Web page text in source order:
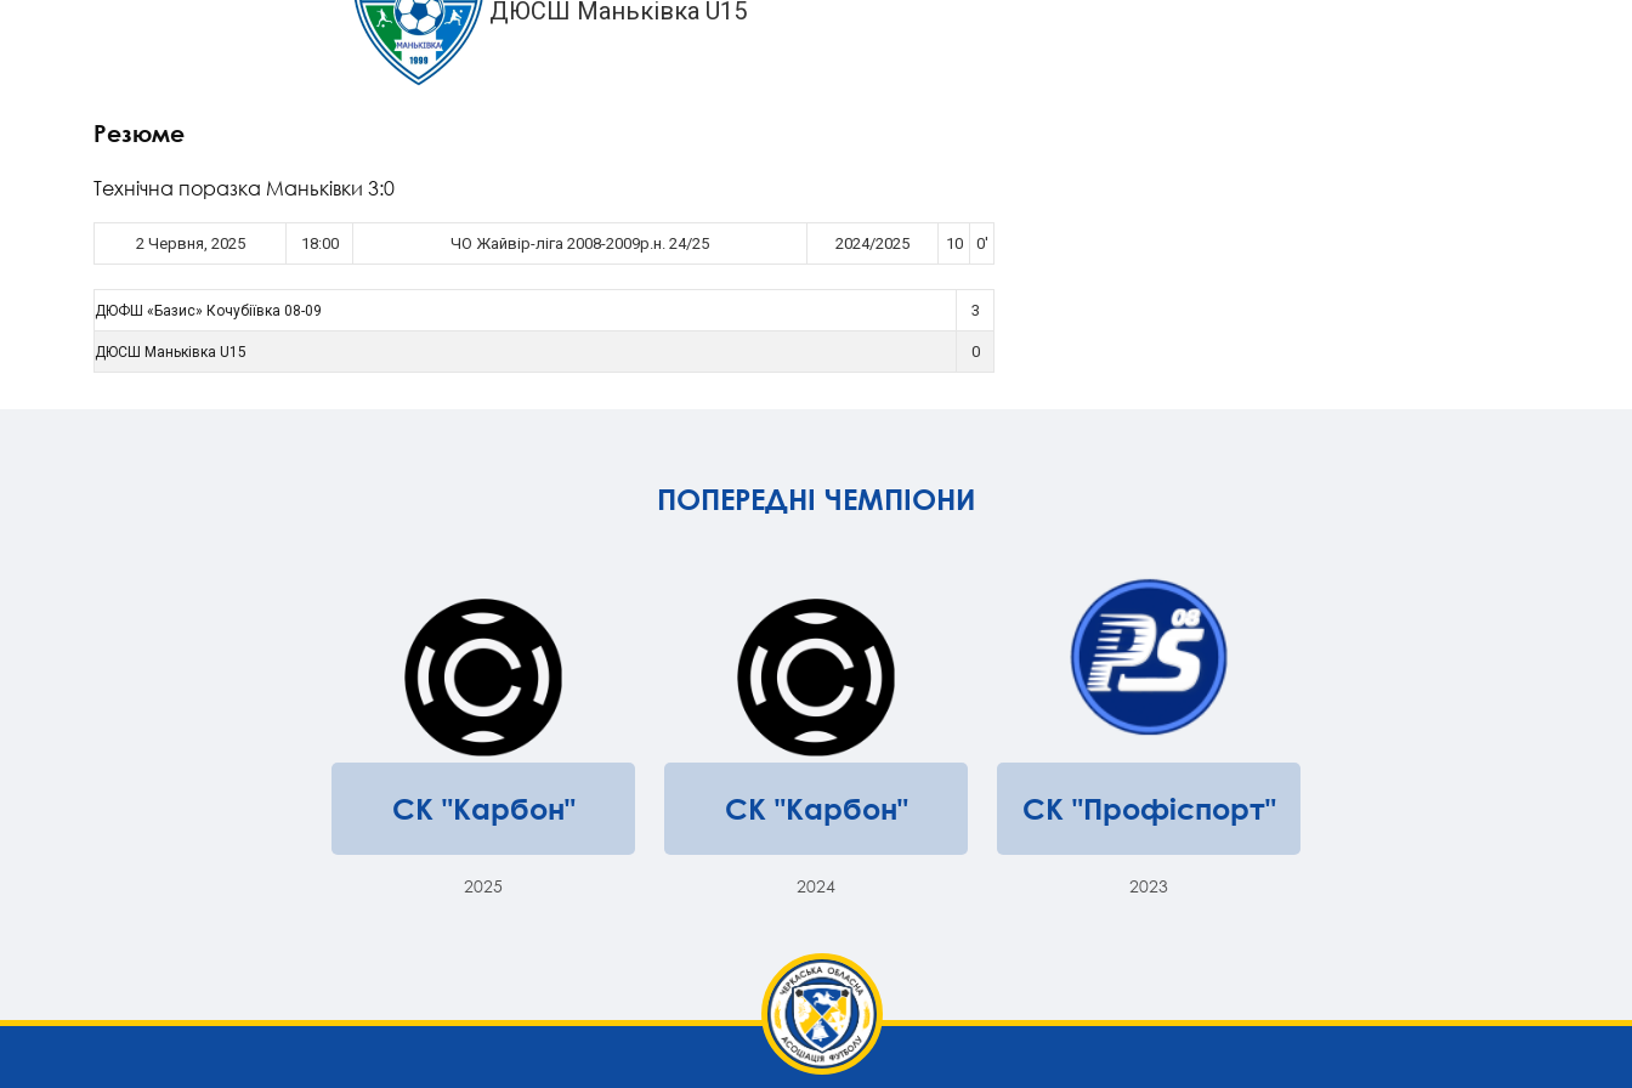
ДЮСШ Маньківка U15
Резюме
Технічна поразка Маньківки 3:0
2 Червня, 2025 18:00 ЧО Жайвір-ліга 2008-2009р.н. 24/25 2024/2025 10 0'
ДЮФШ «Базис» Кочубіївка 08-09 3
ДЮСШ Маньківка U15 0
ПОПЕРЕДНІ ЧЕМПІОНИ
СК "Карбон"
2025
СК "Карбон"
2024
СК "Профіспорт"
2023